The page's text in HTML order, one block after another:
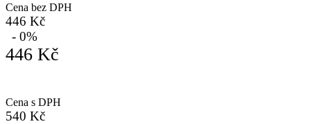
Cena bez DPH
446 Kč
- 0%
446 Kč
Cena s DPH
540 Kč